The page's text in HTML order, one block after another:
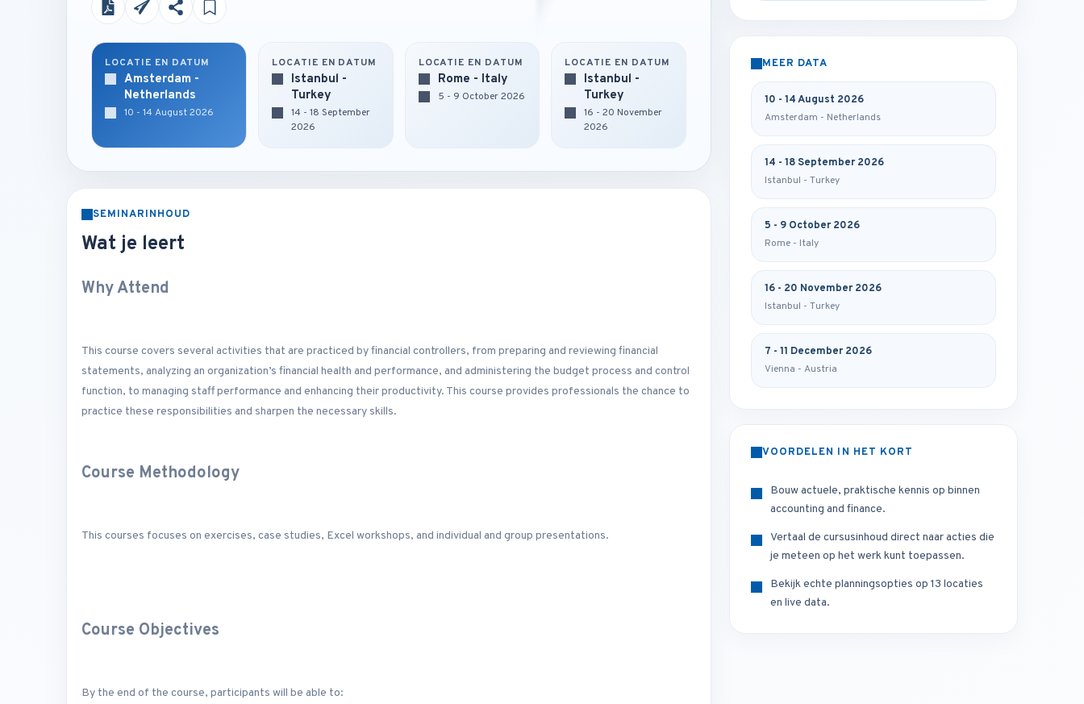
LOCATIE EN DATUM
Amsterdam -
Netherlands
10 - 14 August 2026
LOCATIE EN DATUM
Istanbul -
Turkey
14 - 18 September
2026
LOCATIE EN DATUM
Rome - Italy
5 - 9 October 2026
LOCATIE EN DATUM
Istanbul -
Turkey
16 - 20 November
2026
SEMINARINHOUD
Wat je leert
Why Attend
This course covers several activities that are practiced by financial controllers, from preparing and reviewing financial
statements, analyzing an organization’s financial health and performance, and administering the budget process and control
function, to managing staff performance and enhancing their productivity. This course provides professionals the chance to
practice these responsibilities and sharpen the necessary skills.
Course Methodology
This courses focuses on exercises, case studies, Excel workshops, and individual and group presentations.
Course Objectives
By the end of the course, participants will be able to:
MEER DATA
10 - 14 August 2026
Amsterdam - Netherlands
14 - 18 September 2026
Istanbul - Turkey
5 - 9 October 2026
Rome - Italy
16 - 20 November 2026
Istanbul - Turkey
7 - 11 December 2026
Vienna - Austria
VOORDELEN IN HET KORT
Bouw actuele, praktische kennis op binnen
accounting and finance.
Vertaal de cursusinhoud direct naar acties die
je meteen op het werk kunt toepassen.
Bekijk echte planningsopties op 13 locaties
en live data.